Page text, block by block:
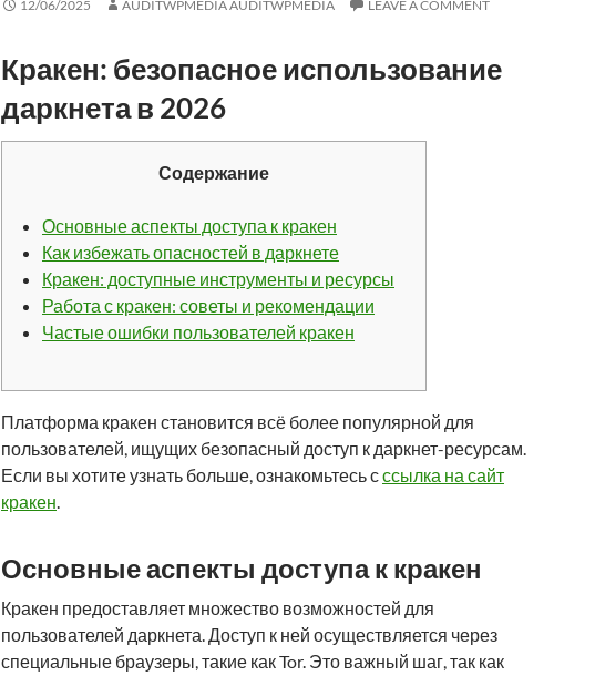
12/06/2025 AUDITWPMEDIA AUDITWPMEDIA LEAVE A COMMENT
Кракен: безопасное использование
даркнета в 2026
Содержание
Основные аспекты доступа к кракен
Как избежать опасностей в даркнете
Кракен: доступные инструменты и ресурсы
Работа с кракен: советы и рекомендации
Частые ошибки пользователей кракен
Платформа кракен становится всё более популярной для
пользователей, ищущих безопасный доступ к даркнет-ресурсам.
Если вы хотите узнать больше, ознакомьтесь сссылка на сайт
кракен.
Основные аспекты доступа к кракен
Кракен предоставляет множество возможностей для
пользователей даркнета. Доступ к ней осуществляется через
специальные браузеры, такие как Tor. Это важный шаг, так как